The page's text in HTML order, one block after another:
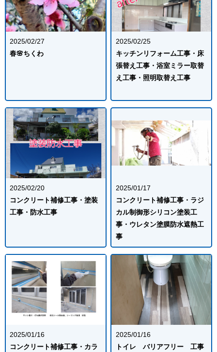
2025/02/27
春🌸ちくわ
2025/02/25
キッチンリフォーム工事・床
張替え工事・浴室ミラー取替
え工事・照明取替え工事
2025/02/20
コンクリート補修工事・塗装
工事・防水工事
2025/01/17
コンクリート補修工事・ラジ
カル制御形シリコン塗装工
事・ウレタン塗膜防水遮熱工
事
2025/01/16
コンクリート補修工事・カラ
2025/01/16
トイレ バリアフリー 工事